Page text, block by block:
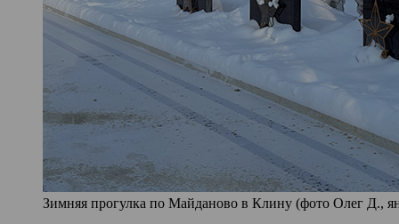
Зимняя прогулка по Майданово в Клину (фото Олег Д.,